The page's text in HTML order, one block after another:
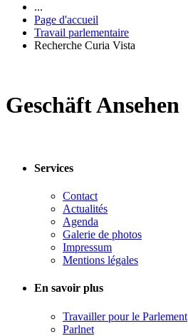
...
Page d'accueil
Travail parlementaire
Recherche Curia Vista
Geschäft Ansehen
Services
Contact
Actualités
Agenda
Galerie de photos
Impressum
Mentions légales
En savoir plus
Travailler pour le Parlement
Parlnet